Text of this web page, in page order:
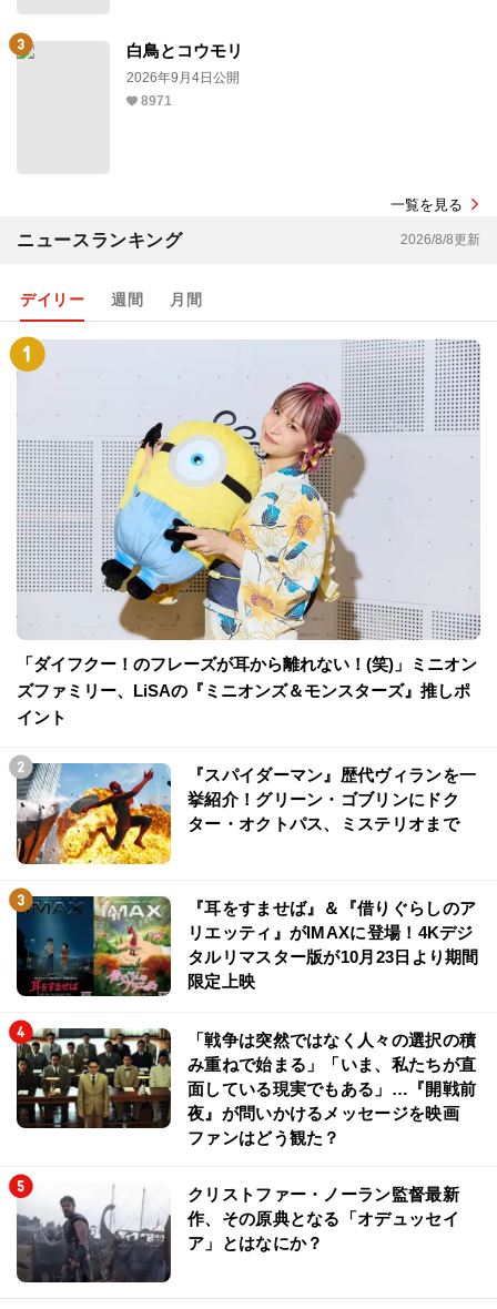
白鳥とコウモリ
2026年9月4日公開
8971
一覧を見る
ニュースランキング 2026/8/8更新
デイリー 週間 月間
「ダイフクー！のフレーズが耳から離れない！(笑)」ミニオン
ズファミリー、LiSAの『ミニオンズ＆モンスターズ』推しポ
イント
『スパイダーマン』歴代ヴィランを一
挙紹介！グリーン・ゴブリンにドク
ター・オクトパス、ミステリオまで
『耳をすませば』＆『借りぐらしのア
リエッティ』がIMAXに登場！4Kデジ
タルリマスター版が10月23日より期間
限定上映
「戦争は突然ではなく人々の選択の積
み重ねで始まる」「いま、私たちが直
面している現実でもある」…『開戦前
夜』が問いかけるメッセージを映画
ファンはどう観た？
クリストファー・ノーラン監督最新
作、その原典となる「オデュッセイ
ア」とはなにか？